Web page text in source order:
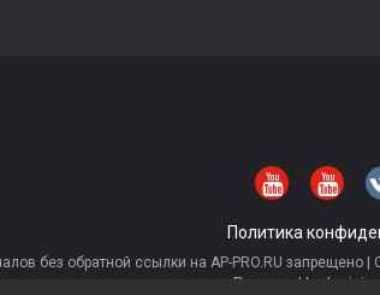
Политика
без обратной ссылки на AP-PRO.RU запрещено
Powered by